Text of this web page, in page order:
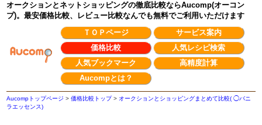
オークションとネットショッピングの徹底比較ならAucomp(オーコン
プ)。最安価格比較、レビュー比較なんでも無料でご利用いただけます
ＴＯＰページ
サービス案内
価格比較
人気レシピ検索
人気ブックマーク
高精度計算
Aucompとは？
Aucompトップページ >価格比較トップ> オークションとショッピングまとめて比較( ◯バニ
ラエッセンス)